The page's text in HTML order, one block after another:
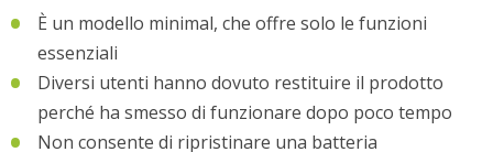
È un modello minimal, che offre solo le funzioni
essenziali
Diversi utenti hanno dovuto restituire il prodotto
perché ha smesso di funzionare dopo poco tempo
Non consente di ripristinare una batteria